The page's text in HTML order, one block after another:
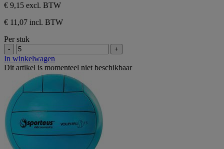
€ 9,15 excl. BTW
€ 11,07 incl. BTW
Per stuk
- +
In winkelwagen
Dit artikel is momenteel niet beschikbaar